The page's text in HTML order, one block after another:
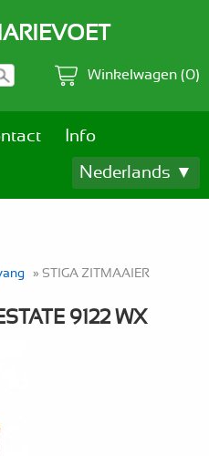
Winkelwagen (0)
Info
Nederlands ▼
» STIGA ZITMAAIER
9122 WX